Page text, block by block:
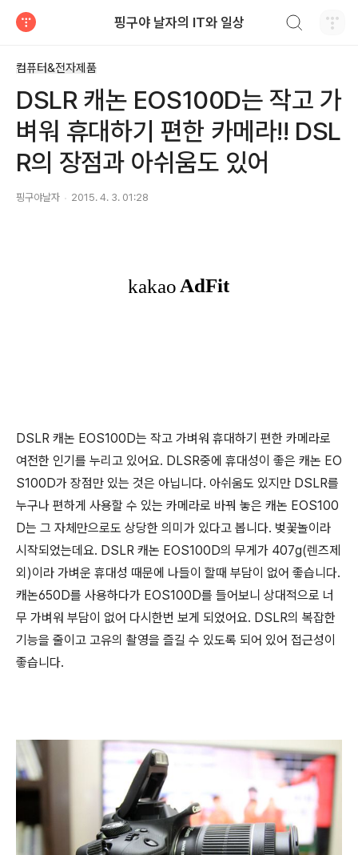
핑구야 날자의 IT와 일상
컴퓨터&전자제품
DSLR 캐논 EOS100D는 작고 가
벼워 휴대하기 편한 카메라!! DSL
R의 장점과 아쉬움도 있어
핑구야날자 2015. 4. 3. 01:28
DSLR 캐논 EOS100D는 작고 가벼워 휴대하기 편한 카메라로
여전한 인기를 누리고 있어요. DLSR중에 휴대성이 좋은 캐논 EO
S100D가 장점만 있는 것은 아닙니다. 아쉬움도 있지만 DSLR를
누구나 편하게 사용할 수 있는 카메라로 바꿔 놓은 캐논 EOS100
D는 그 자체만으로도 상당한 의미가 있다고 봅니다. 벚꽃놀이라
시작되었는데요. DSLR 캐논 EOS100D의 무게가 407g(렌즈제
외)이라 가벼운 휴대성 때문에 나들이 할때 부담이 없어 좋습니다.
캐논650D를 사용하다가 EOS100D를 들어보니 상대적으로 너
무 가벼워 부담이 없어 다시한번 보게 되었어요. DSLR의 복잡한
기능을 줄이고 고유의 촬영을 즐길 수 있도록 되어 있어 접근성이
좋습니다.